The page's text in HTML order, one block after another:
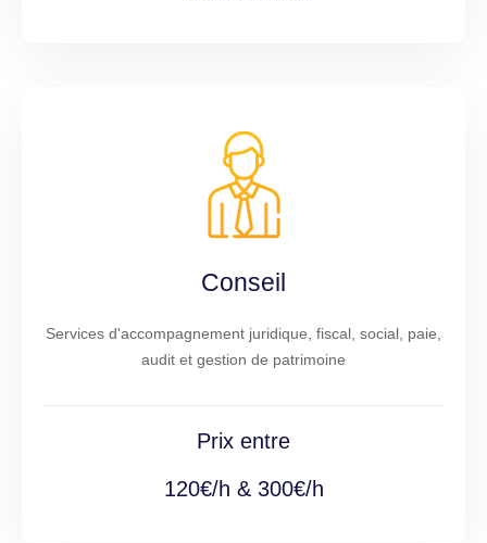
Conseil
Services d'accompagnement juridique, fiscal, social, paie,
audit et gestion de patrimoine
Prix entre
120€/h & 300€/h